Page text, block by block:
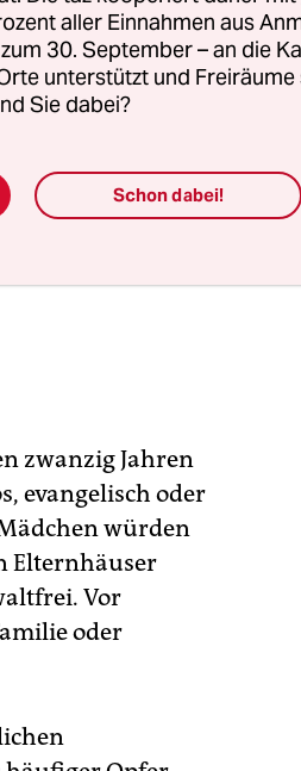
zwanzig Jahren
evangelisch oder
würden
Elternhäuser
Vor
oder
aller Einnahmen aus
30. September – an die
unterstützt und Freiräume
Sie dabei?
Schon dabei!